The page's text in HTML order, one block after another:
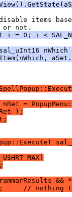
i = 0; i <
nWhich
=
);
&&
// nothing